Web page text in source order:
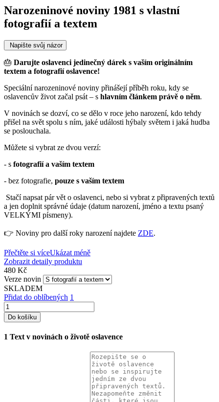
Narozeninové noviny 1981 s vlastní
fotografií a textem
Napište svůj názor
🎂 Darujte oslavenci jedinečný dárek s vaším originálním
textem a fotografií oslavence!
Speciální narozeninové noviny přinášejí příběh roku, kdy se
oslavencův život začal psát – s hlavním článkem právě o něm.
V novinách se dozví, co se dělo v roce jeho narození, kdo tehdy
přišel na svět spolu s ním, jaké události hýbaly světem i jaká hudba
se poslouchala.
Můžete si vybrat ze dvou verzí:
- s fotografií a vaším textem
- bez fotografie, pouze s vaším textem
Stačí napsat pár vět o oslavenci, nebo si vybrat z připravených textů
a jen doplnit správné údaje (datum narození, jméno a textu psaný
VELKÝMI písmeny).
👉 Noviny pro další roky narození najdete ZDE.
Přečtěte si víceUkázat méně
Zobrazit detaily produktu
480 Kč
Verze novin
SKLADEM
Přidat do oblíbených 1
Do košíku
1 Text v novinách o životě oslavence